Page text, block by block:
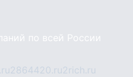
по всей России
2864420.ru2rich.ru